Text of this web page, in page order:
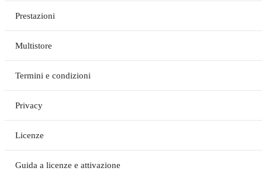
Prestazioni
Multistore
Termini e condizioni
Privacy
Licenze
Guida a licenze e attivazione